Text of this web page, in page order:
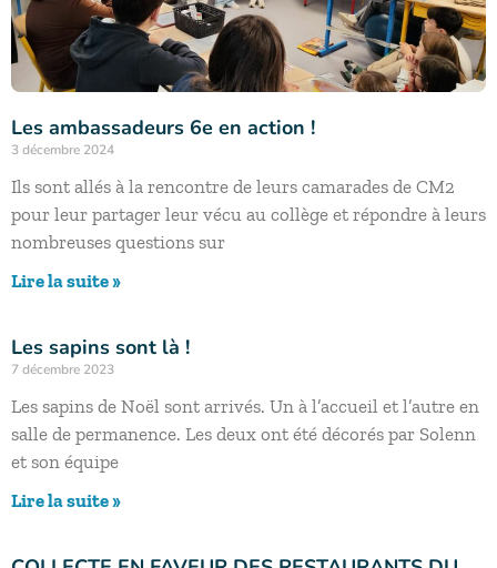
Les ambassadeurs 6e en action !
3 décembre 2024
Ils sont allés à la rencontre de leurs camarades de CM2
pour leur partager leur vécu au collège et répondre à leurs
nombreuses questions sur
Lire la suite »
Les sapins sont là !
7 décembre 2023
Les sapins de Noël sont arrivés. Un à l’accueil et l’autre en
salle de permanence. Les deux ont été décorés par Solenn
et son équipe
Lire la suite »